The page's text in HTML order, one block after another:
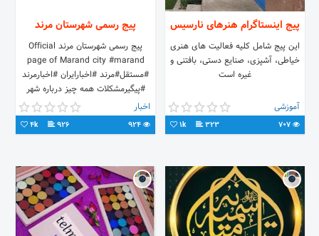
پیج اینستاگرام هنرهای نارسیس
این پیج شامل کلیه فعالیت های هنری
خیاطی، آشپزی، صنایع دستی، بافتنی و
غیره است
آموزشی
323
1k
پیج رسمی شهرستان مرند
پیج رسمی شهرستان مرند Official
page of Marand city #marand
#مستقل#مرند #اخبارایران #اخبارمرند
#پیگیرمشکلات همه چیز درباره شهر
#تبلیغات
اخبار
926
4k